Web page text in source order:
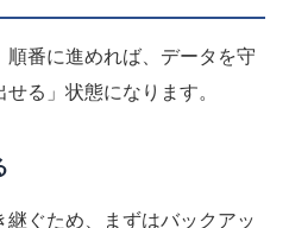
番に進めれば、データを守
る」状態になります。
ぐため、まずはバックアッ